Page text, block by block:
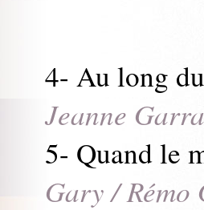
4- Au long
Jeanne
5- Quand le
Gary / Rémo